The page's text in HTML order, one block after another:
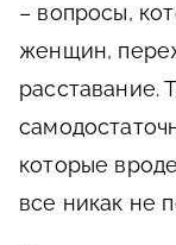
– вопросы,
женщин,
расставание.
которые
все никак не